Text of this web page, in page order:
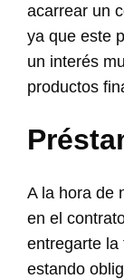
acarrear un
ya que este
un interés
productos
A la hora de
en el
entregarte la
estando